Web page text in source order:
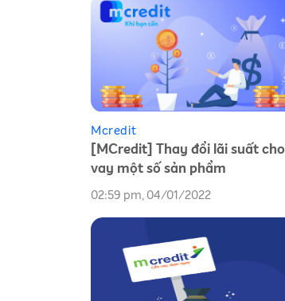
Mcredit
[MCredit] Thay đổi lãi suất cho
vay một số sản phẩm
02:59 pm, 04/01/2022